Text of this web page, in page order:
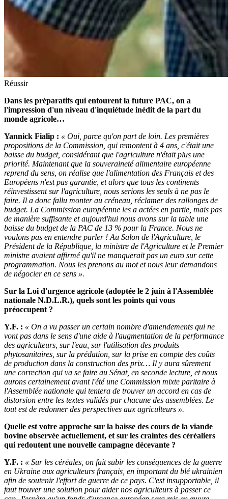
Réussir
Dans les préparatifs qui entourent la future PAC, on a
l'impression d'un niveau d'inquiétude inédit de la part du
monde agricole…
Yannick Fialip : « Oui, parce qu'on part de loin. Les premières
propositions de la Commission, qui remontent à 4 ans, c'était une
baisse du budget, considérant que l'agriculture n'était plus une
priorité. Maintenant que la souveraineté alimentaire européenne
reprend du sens, on réalise que l'alimentation des Français et des
Européens n'est pas garantie, et alors que tous les continents
réinvestissent sur l'agriculture, nous serions les seuls à ne pas le
faire. Il a donc fallu monter au créneau, réclamer des rallonges de
budget. La Commission européenne les a actées en partie, mais pas
de manière suffisante et aujourd'hui nous avons sur la table une
baisse du budget de la PAC de 13 % pour la France. Nous ne
voulons pas en entendre parler ! Au Salon de l'Agriculture, le
Président de la République, la ministre de l'Agriculture et le Premier
ministre avaient affirmé qu'il ne manquerait pas un euro sur cette
programmation. Nous les prenons au mot et nous leur demandons
de négocier en ce sens ».
Sur la Loi d'urgence agricole (adoptée le 2 juin à l'Assemblée
nationale N.D.L.R.), quels sont les points qui vous
préoccupent ?
Y.F. : « On a vu passer un certain nombre d'amendements qui ne
vont pas dans le sens d'une aide à l'augmentation de la performance
des agriculteurs, sur l'eau, sur l'utilisation des produits
phytosanitaires, sur la prédation, sur la prise en compte des coûts
de production dans la construction des prix… Il y aura sûrement
une correction qui va se faire au Sénat, en seconde lecture, et nous
aurons certainement avant l'été une Commission mixte paritaire à
l'Assemblée nationale qui tentera de trouver un accord en cas de
distorsion entre les textes validés par chacune des assemblées. Le
tout est de redonner des perspectives aux agriculteurs ».
Quelle est votre approche sur la baisse des cours de la viande
bovine observée actuellement, et sur les craintes des céréaliers
qui redoutent une nouvelle campagne décevante ?
Y.F. : « Sur les céréales, on fait subir les conséquences de la guerre
en Ukraine aux agriculteurs français, en important du blé ukrainien
afin de soutenir l'effort de guerre de ce pays. C'est insupportable, il
faut trouver une solution pour aider nos agriculteurs à passer ce